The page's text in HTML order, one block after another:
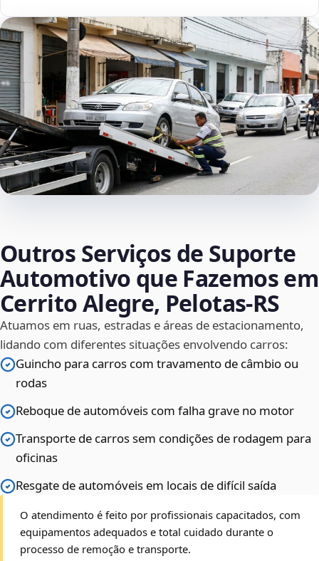
Outros Serviços de Suporte
Automotivo que Fazemos em
Cerrito Alegre, Pelotas‑RS
Atuamos em ruas, estradas e áreas de estacionamento,
lidando com diferentes situações envolvendo carros:
Guincho para carros com travamento de câmbio ou
rodas
Reboque de automóveis com falha grave no motor
Transporte de carros sem condições de rodagem para
oficinas
Resgate de automóveis em locais de difícil saída
O atendimento é feito por profissionais capacitados, com
equipamentos adequados e total cuidado durante o
processo de remoção e transporte.